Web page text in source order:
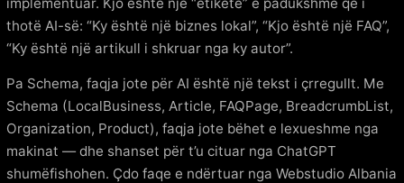
thotë AI-së: “Ky është një biznes lokal”, “Kjo është një FAQ”,
“Ky është një artikull i shkruar nga ky autor”.
Pa Schema, faqja jote për AI është një tekst i çrregullt. Me
Schema (LocalBusiness, Article, FAQPage, BreadcrumbList,
Organization, Product), faqja jote bëhet e lexueshme nga
makinat — dhe shanset për t’u cituar nga ChatGPT
shumëfishohen. Çdo faqe e ndërtuar nga Webstudio Albania